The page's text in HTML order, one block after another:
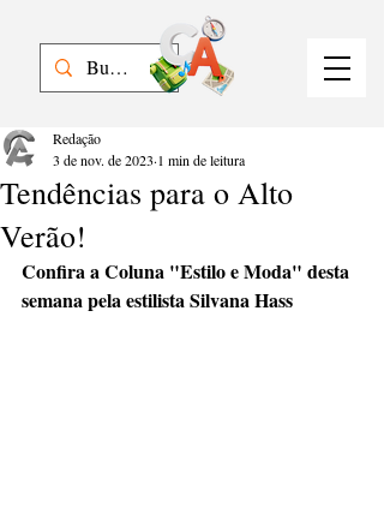
Tendências para o Alto
Verão!
Redação
3 de nov. de 2023 1 min de leitura
Confira a Coluna "Estilo e Moda" desta
semana pela estilista Silvana Hass